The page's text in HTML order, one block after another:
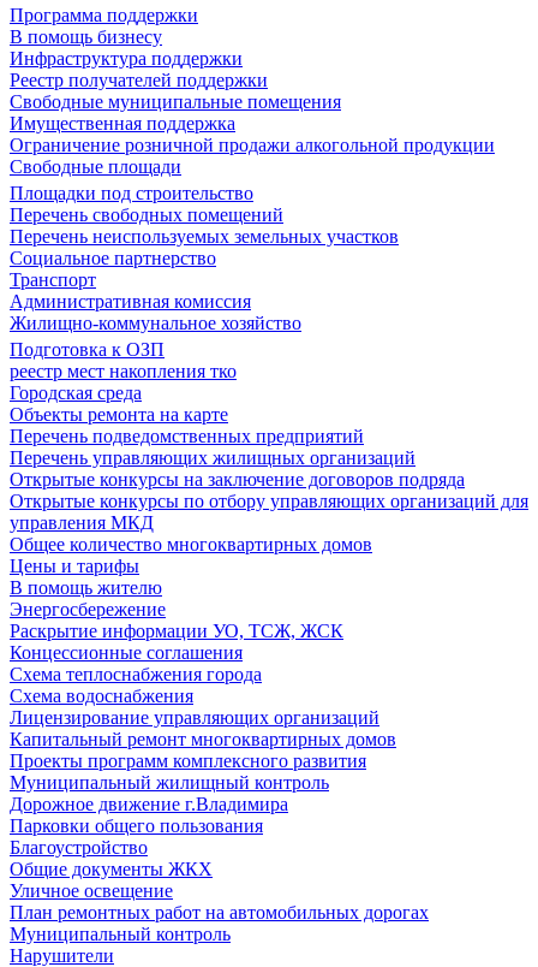
Программа поддержки
В помощь бизнесу
Инфраструктура поддержки
Реестр получателей поддержки
Свободные муниципальные помещения
Имущественная поддержка
Ограничение розничной продажи алкогольной продукции
Свободные площади
Площадки под строительство
Перечень свободных помещений
Перечень неиспользуемых земельных участков
Социальное партнерство
Транспорт
Административная комиссия
Жилищно-коммунальное хозяйство
Подготовка к ОЗП
реестр мест накопления тко
Городская среда
Объекты ремонта на карте
Перечень подведомственных предприятий
Перечень управляющих жилищных организаций
Открытые конкурсы на заключение договоров подряда
Открытые конкурсы по отбору управляющих организаций для
управления МКД
Общее количество многоквартирных домов
Цены и тарифы
В помощь жителю
Энергосбережение
Раскрытие информации УО, ТСЖ, ЖСК
Концессионные соглашения
Схема теплоснабжения города
Схема водоснабжения
Лицензирование управляющих организаций
Капитальный ремонт многоквартирных домов
Проекты программ комплексного развития
Муниципальный жилищный контроль
Дорожное движение г.Владимира
Парковки общего пользования
Благоустройство
Общие документы ЖКХ
Уличное освещение
План ремонтных работ на автомобильных дорогах
Муниципальный контроль
Нарушители